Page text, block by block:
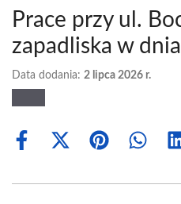
Prace przy ul.
zapadliska w
Data dodania: 2 lipca 2026 r.
Share
Share
(Twitter)
Share Share